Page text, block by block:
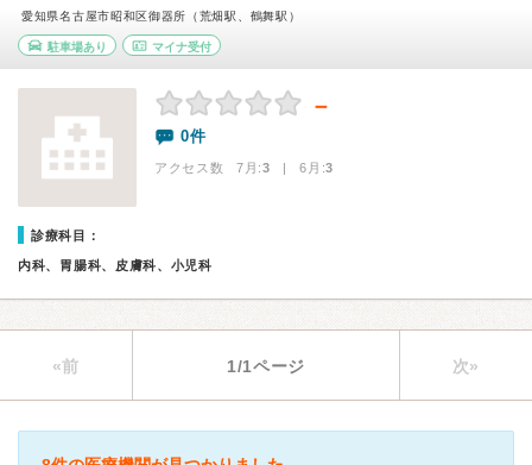
愛知県名古屋市昭和区御器所（荒畑駅、鶴舞駅）
駐車場あり マイナ受付
－
0件
アクセス数 7月:3 | 6月:3
診療科目：
内科、胃腸科、皮膚科、小児科
«前 1/1ページ 次»